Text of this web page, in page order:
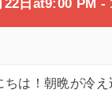
22日at9:00 PM -
ちは！朝晩が冷え